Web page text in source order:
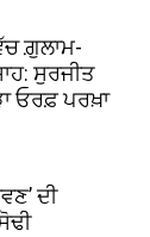
ਗ਼ੁਲਾਮ-
ਸੁਰਜੀਤ
ਓਰਫ਼ ਪਰਖ਼ਾ
ਦੀ